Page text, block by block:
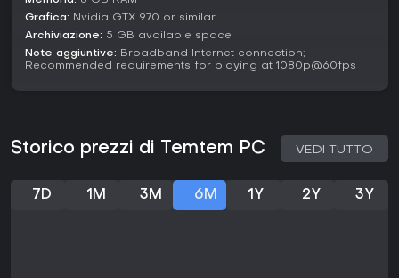
approccio all'addestramento in un mondo vibrante.
Grafica: Nvidia GTX 970 or similar
Archiviazione: 5 GB available space
Note aggiuntive: Broadband Internet connection;
Recommended requirements for playing at 1080p@60fps
Storico prezzi di Temtem PC VEDI TUTTO
7D 1M 3M 6M 1Y 2Y 3Y